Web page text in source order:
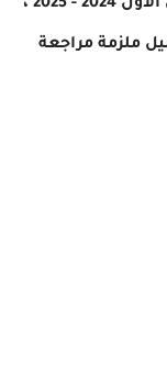
مراجعة هيكل امتحان الكيمياء مع امتحانات سابقة الصف الحادى عشر المتقدم الفصل الدراسى الاول 2024 - 2025 ،
ملزمة مراجعة